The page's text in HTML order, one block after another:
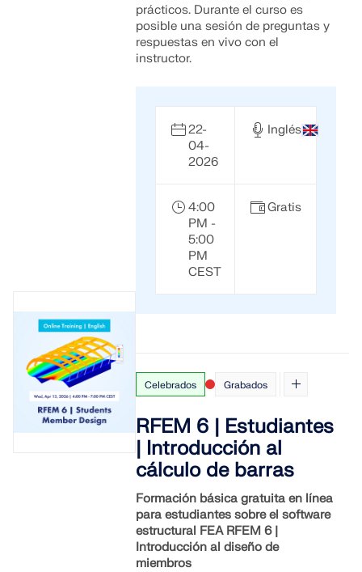
prácticos. Durante el curso es
posible una sesión de preguntas y
respuestas en vivo con el
instructor.
22-
04-
2026
Inglés
4:00
PM -
5:00
PM
CEST
Gratis
Celebrados Grabados
RFEM 6 | Estudiantes
| Introducción al
cálculo de barras
Formación básica gratuita en línea
para estudiantes sobre el software
estructural FEA RFEM 6 |
Introducción al diseño de
miembros